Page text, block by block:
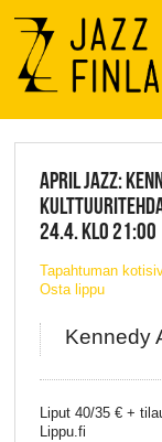
Menu
JAZZ
APRIL JAZZ:
24.4. KLO 21:00
Tapahtuman
Osta lippu
Kennedy
Liput 40/35 € +
Lippu.fi